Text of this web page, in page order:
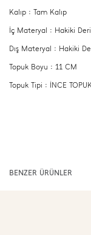
Kalıp : Tam Kalıp
İç Materyal : Hakiki Deri
Dış Materyal : Hakiki
Topuk Boyu : 11 CM
Topuk Tipi : İNCE
BENZER ÜRÜNLER